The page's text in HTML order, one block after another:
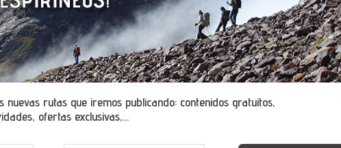
nuevas rutas que iremos publicando: contenidos gratuitos,
ofertas exclusivas,...
Escaldes-Engordany
Escaldes-Engordany es la capital de
nombre, ubicada al final de la avenida
la Vella y formando con ésta una gran
comercio. Desde inicios del siglo
vertiginosamente debido a las aguas